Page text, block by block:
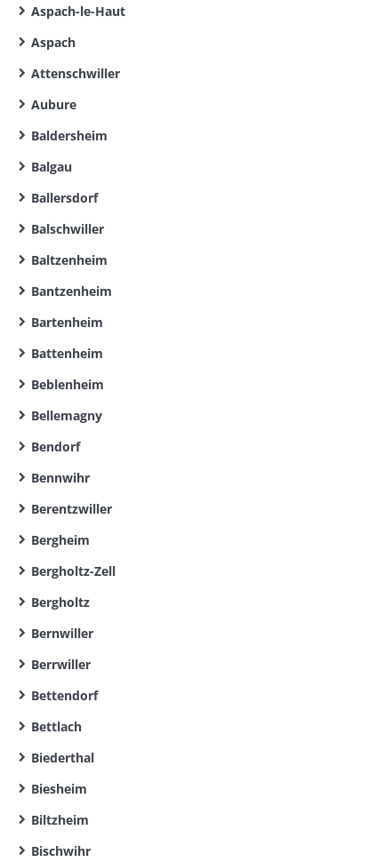
Aspach-le-Haut
Aspach
Attenschwiller
Aubure
Baldersheim
Balgau
Ballersdorf
Balschwiller
Baltzenheim
Bantzenheim
Bartenheim
Battenheim
Beblenheim
Bellemagny
Bendorf
Bennwihr
Berentzwiller
Bergheim
Bergholtz-Zell
Bergholtz
Bernwiller
Berrwiller
Bettendorf
Bettlach
Biederthal
Biesheim
Biltzheim
Bischwihr